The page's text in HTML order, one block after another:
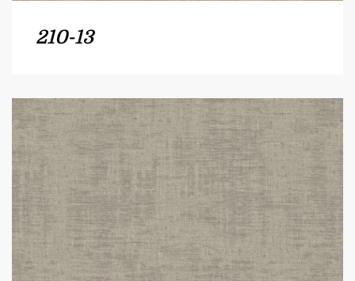
210-13